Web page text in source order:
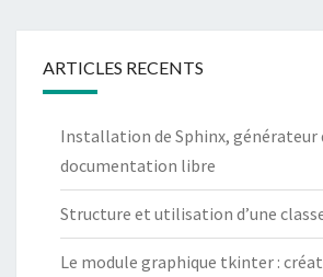
ARTICLES RECENTS
Installation de Sphinx, générateur
documentation libre
Structure et utilisation d’une
Le module graphique tkinter :